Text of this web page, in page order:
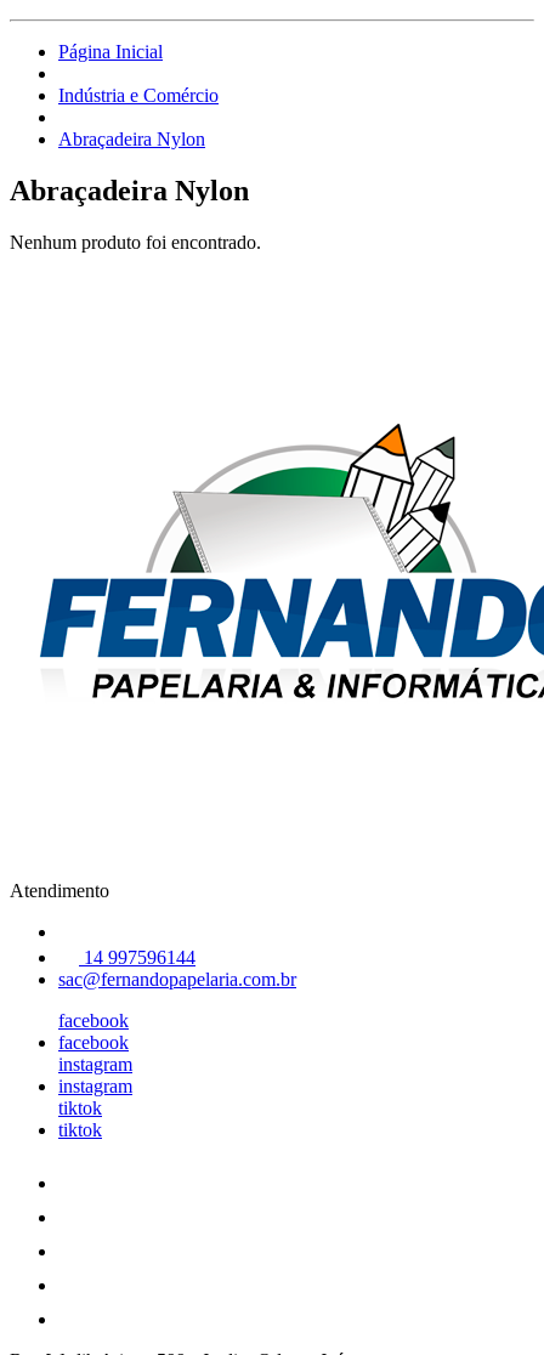
Página Inicial
Indústria e Comércio
Abraçadeira Nylon
Abraçadeira Nylon
Nenhum produto foi encontrado.
Atendimento
14 997596144
sac@fernandopapelaria.com.br
facebook
facebook
instagram
instagram
tiktok
tiktok